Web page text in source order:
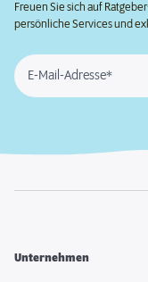
Freuen Sie sich auf
persönliche Services und
E-Mail-Adresse*
Unternehmen